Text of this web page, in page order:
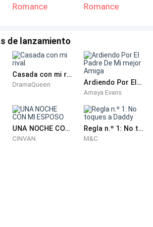
los que somos judíos . _ Dice una de
? _ pregunta Ava sin entender que
a la puerta , y pega en ella un
explicaciones . Ava mira con
compañeros los cuales uno a uno
Romance Romance
de lanzamiento
Casada con mi rival.
DramaQueen Ardiendo Por El Padre De Mi mejor Amiga
Amaya Evans
UNA NOCHE CON MI ESPOSO
CINVAN
Regla n.º 1: No toques a Daddy
M&C